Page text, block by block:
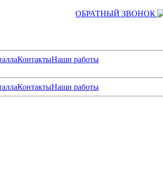
ОБРАТНЫЙ ЗВОНОК
КонтактыНаши работы
КонтактыНаши работы